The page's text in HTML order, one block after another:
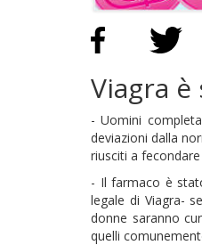
Viagra
- Uomini
deviazioni dalla
riusciti a
- Il farmaco è
legale di Viagra-
donne saranno
quelli